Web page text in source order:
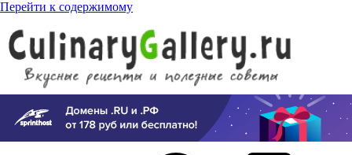
Перейти к содержимому